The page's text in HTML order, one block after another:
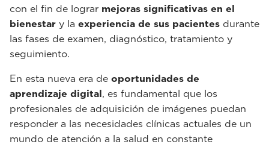
con el fin de lograr mejoras significativas en el
bienestar y la experiencia de sus pacientes durante
las fases de examen, diagnóstico, tratamiento y
seguimiento.
En esta nueva era de oportunidades de
aprendizaje digital, es fundamental que los
profesionales de adquisición de imágenes puedan
responder a las necesidades clínicas actuales de un
mundo de atención a la salud en constante